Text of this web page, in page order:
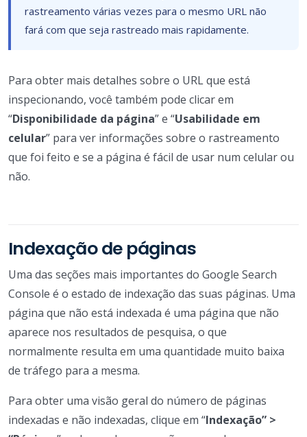
rastreamento várias vezes para o mesmo URL não
fará com que seja rastreado mais rapidamente.
Para obter mais detalhes sobre o URL que está
inspecionando, você também pode clicar em
“Disponibilidade da página” e “Usabilidade em
celular” para ver informações sobre o rastreamento
que foi feito e se a página é fácil de usar num celular ou
não.
Indexação de páginas
Uma das seções mais importantes do Google Search
Console é o estado de indexação das suas páginas. Uma
página que não está indexada é uma página que não
aparece nos resultados de pesquisa, o que
normalmente resulta em uma quantidade muito baixa
de tráfego para a mesma.
Para obter uma visão geral do número de páginas
indexadas e não indexadas, clique em “Indexação” >